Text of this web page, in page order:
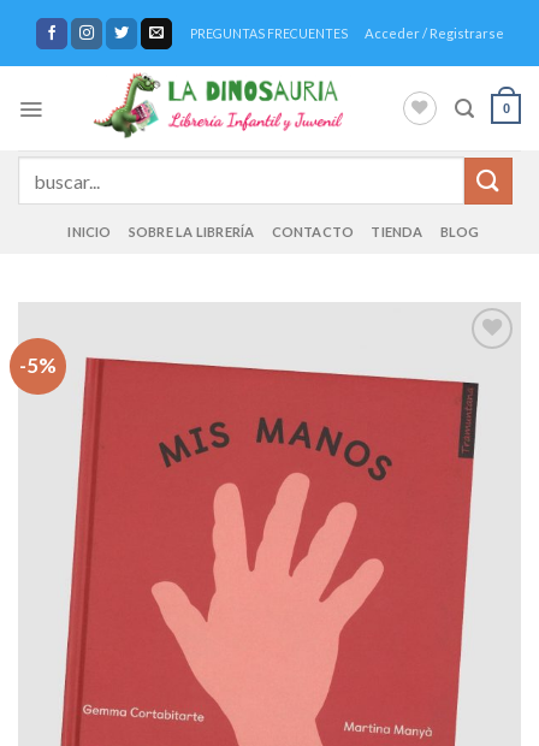
contenido
PREGUNTAS FRECUENTES Acceder / Registrarse
0
INICIO SOBRE LA LIBRERÍA CONTACTO TIENDA BLOG
-5%
a la
lista de
deseos